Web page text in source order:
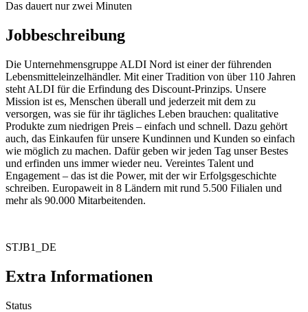
Das dauert nur zwei Minuten
Jobbeschreibung
Die Unternehmensgruppe ALDI Nord ist einer der führenden
Lebensmitteleinzelhändler. Mit einer Tradition von über 110 Jahren
steht ALDI für die Erfindung des Discount-Prinzips. Unsere
Mission ist es, Menschen überall und jederzeit mit dem zu
versorgen, was sie für ihr tägliches Leben brauchen: qualitative
Produkte zum niedrigen Preis – einfach und schnell. Dazu gehört
auch, das Einkaufen für unsere Kundinnen und Kunden so einfach
wie möglich zu machen. Dafür geben wir jeden Tag unser Bestes
und erfinden uns immer wieder neu. Vereintes Talent und
Engagement – das ist die Power, mit der wir Erfolgsgeschichte
schreiben. Europaweit in 8 Ländern mit rund 5.500 Filialen und
mehr als 90.000 Mitarbeitenden.
STJB1_DE
Extra Informationen
Status